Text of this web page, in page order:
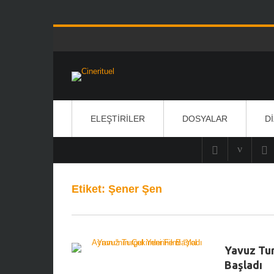
ELEŞTIRILER DOSYALAR
Etiket: Şener Şen
Yavuz
Başladı